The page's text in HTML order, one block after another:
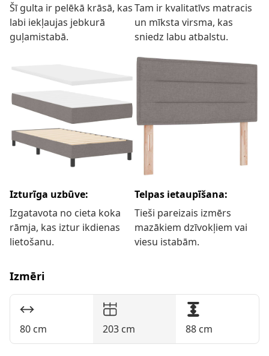
Šī gulta ir pelēkā krāsā, kas
labi iekļaujas jebkurā
guļamistabā.
Tam ir kvalitatīvs matracis
un mīksta virsma, kas
sniedz labu atbalstu.
Izturīga uzbūve:
Izgatavota no cieta koka
rāmja, kas iztur ikdienas
lietošanu.
Telpas ietaupīšana:
Tieši pareizais izmērs
mazākiem dzīvokļiem vai
viesu istabām.
Izmēri
80 cm 203 cm 88 cm